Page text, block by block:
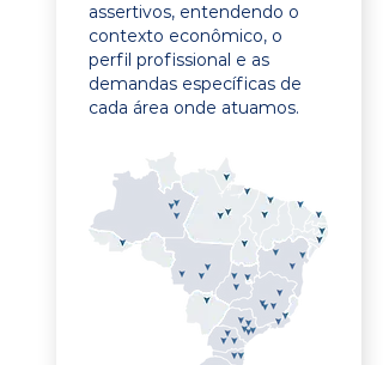
assertivos, entendendo o
contexto econômico, o
perfil profissional e as
demandas específicas de
cada área onde atuamos.